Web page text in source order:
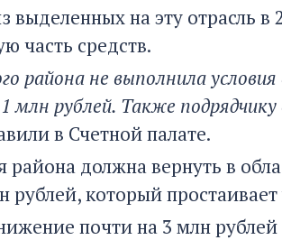
на эту отрасль в
часть средств.
района не выполнила
рублей. Также
в Счетной палате.
района должна вернуть в
рублей, который
почти на 3 млн рублей